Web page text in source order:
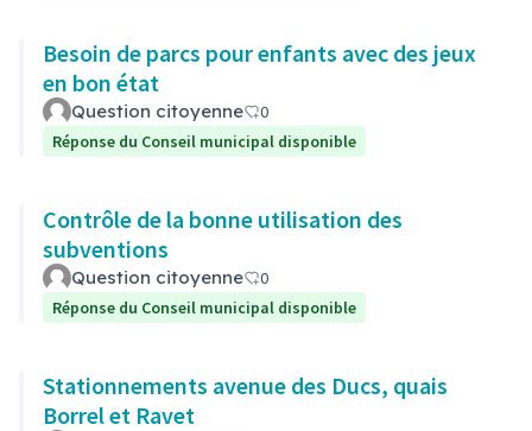
Besoin de parcs pour enfants avec des jeux
en bon état
Question citoyenne
0
Réponse du Conseil municipal disponible
Contrôle de la bonne utilisation des
subventions
Question citoyenne
0
Réponse du Conseil municipal disponible
Stationnements avenue des Ducs, quais
Borrel et Ravet